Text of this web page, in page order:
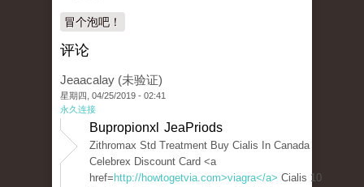
冒个泡吧！
评论
Jeaacalay (未验证)
星期四, 04/25/2019 - 02:41
永久连接
Bupropionxl JeaPriods
Zithromax Std Treatment Buy Cialis In Canada
Celebrex Discount Card <a
href= http://howtogetvia.com>viagra</a> Cialis 10